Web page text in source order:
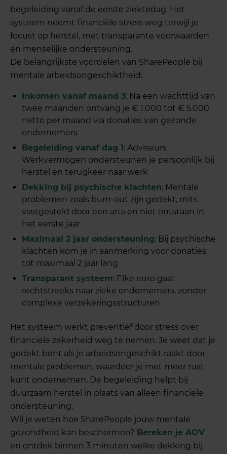
begeleiding vanaf de eerste ziektedag. Het
systeem neemt financiële stress weg terwijl je
focust op herstel, met transparante voorwaarden
en menselijke ondersteuning.
De belangrijkste voordelen van SharePeople bij
mentale arbeidsongeschiktheid:
Inkomen vanaf maand 3: Na een wachttijd van
twee maanden ontvang je € 1.000 tot € 5.000
netto per maand via donaties van gezonde
ondernemers
Begeleiding vanaf dag 1: Adviseurs
Werkvermogen ondersteunen je persoonlijk bij
herstel en terugkeer naar werk
Dekking bij psychische klachten: Mentale
problemen zoals burn-out zijn gedekt, mits
vastgesteld door een arts en niet ontstaan in
het eerste jaar
Maximaal 2 jaar ondersteuning: Bij psychische
klachten kom je in aanmerking voor donaties
tot maximaal 2 jaar lang
Transparant systeem: Elke euro gaat
rechtstreeks naar zieke ondernemers, zonder
complexe verzekeringsstructuren
Het systeem werkt preventief door stress over
financiële zekerheid weg te nemen. Je weet dat je
gedekt bent als je arbeidsongeschikt raakt door
mentale problemen, waardoor je met meer rust
kunt ondernemen. De begeleiding helpt bij
duurzaam herstel in plaats van alleen financiële
ondersteuning.
Wil je weten hoe SharePeople jouw mentale
gezondheid kan beschermen? Bereken je AOV
en ontdek binnen 3 minuten welke dekking bij